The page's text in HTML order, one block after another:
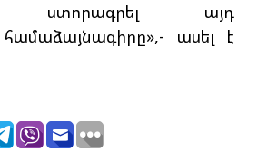
ստորագրել այդ
ասել է